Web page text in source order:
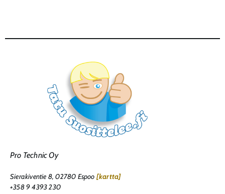
Pro Technic Oy
Sierakiventie 8, 02780 Espoo [kartta]
+358 9 4393 230